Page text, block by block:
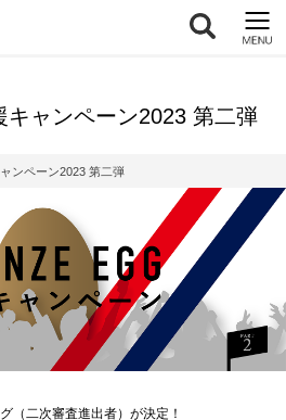
キャンペーン2023 第二弾
ンペーン2023 第二弾
（二次審査進出者）が決定！